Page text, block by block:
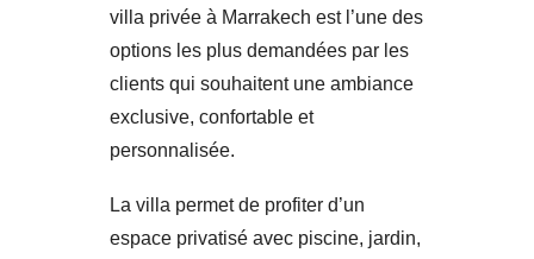
villa privée à Marrakech est l’une des
options les plus demandées par les
clients qui souhaitent une ambiance
exclusive, confortable et
personnalisée.
La villa permet de profiter d’un
espace privatisé avec piscine, jardin,